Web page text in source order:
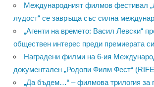
Международният филмов фестивал
лудост“ се завръща със силна
„Агенти на времето: Васил Левски“
обществен интерес преди премиерата си
Наградени филми на 6-ия
документален „Родопи Филм Фест“
„Да бъдем…“ – филмова трилогия за